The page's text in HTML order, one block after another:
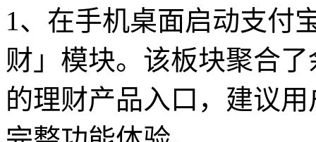
1、在手机桌面启动支付
财」模块。该板块聚合
的理财产品入口，建议